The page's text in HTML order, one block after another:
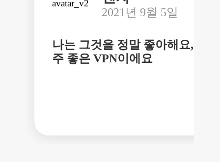
2021년 9월 5일
나는 그것을 정말 좋아해요, 아
주 좋은 VPN이에요